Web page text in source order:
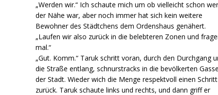
„Werden wir.“ Ich schaute mich um ob vielleicht schon
der Nähe war, aber noch immer hat sich kein weitere
Bewohner des Städtchens dem Ordenshaus genähert.
„Laufen wir also zurück in die belebteren Zonen und
mal.“
„Gut. Komm.“ Taruk schritt voran, durch den Durchgang
die Straße entlang, schnurstracks in die bevölkerten
der Stadt. Wieder wich die Menge respektvoll einen Schritt
zurück. Taruk schaute links und rechts, und dann griff er